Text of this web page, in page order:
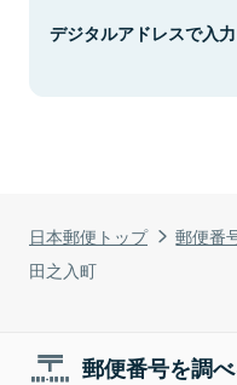
日本郵便トップ 郵便番
田之入町
デジタルアドレスで入
郵便番号を調